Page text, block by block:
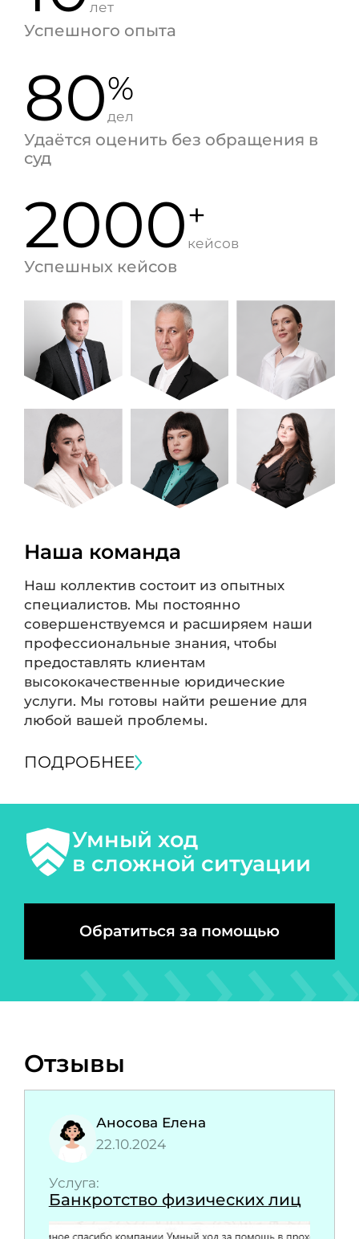
лет
Успешного опыта
80%
дел
Удаётся оценить без обращения в
суд
2000+
кейсов
Успешных кейсов
Наша команда
Наш коллектив состоит из опытных
специалистов. Мы постоянно
совершенствуемся и расширяем наши
профессиональные знания, чтобы
предоставлять клиентам
высококачественные юридические
услуги. Мы готовы найти решение для
любой вашей проблемы.
ПОДРОБНЕЕ
Умный ход
в сложной ситуации
Обратиться за помощью
Отзывы
Аносова Елена
22.10.2024
Услуга:
Банкротство физических лиц